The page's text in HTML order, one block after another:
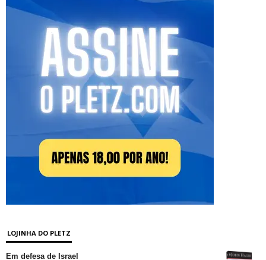
LOJINHA DO PLETZ
Em defesa de Israel